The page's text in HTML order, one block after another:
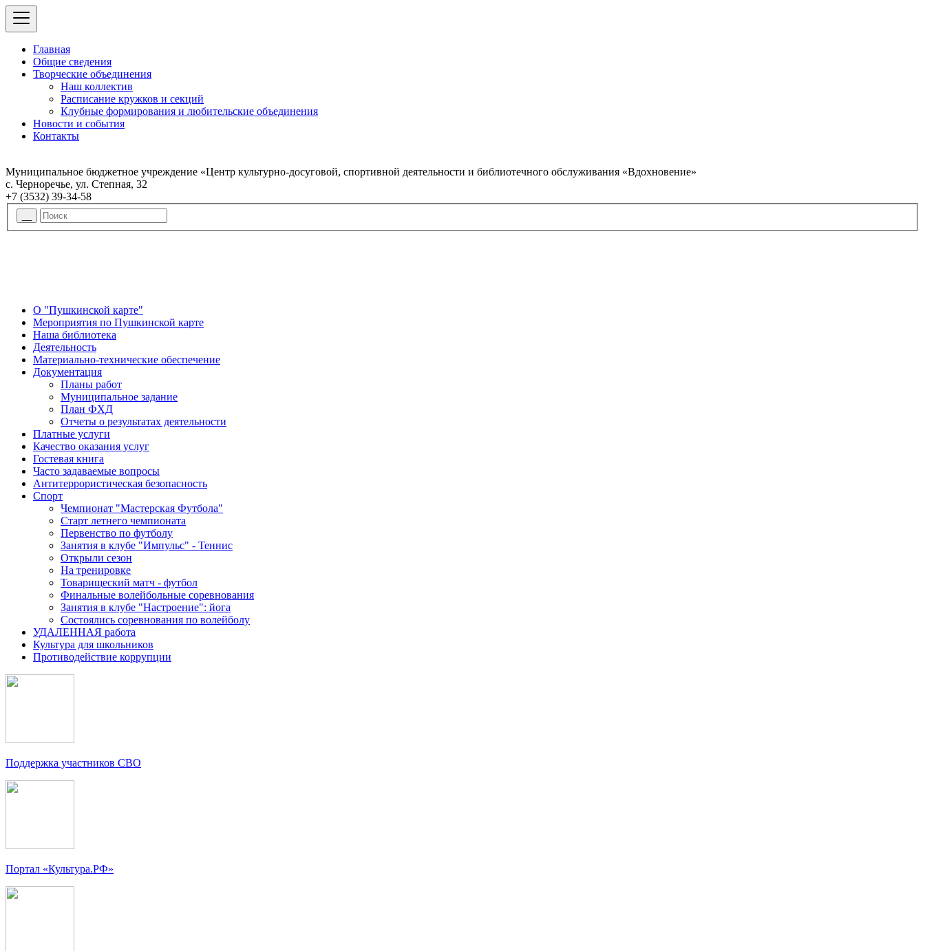
Главная
Общие сведения
Творческие объединения
Наш коллектив
Расписание кружков и секций
Клубные формирования и любительские объединения
Новости и события
Контакты
Муниципальное бюджетное учреждение «Центр культурно-досуговой, спортивной деятельности и библиотечного обслуживания «Вдохновение»
с. Черноречье, ул. Степная, 32
+7 (3532) 39-34-58
О "Пушкинской карте"
Мероприятия по Пушкинской карте
Наша библиотека
Деятельность
Материально-технические обеспечение
Документация
Планы работ
Муниципальное задание
План ФХД
Отчеты о результатах деятельности
Платные услуги
Качество оказания услуг
Гостевая книга
Часто задаваемые вопросы
Антитеррористическая безопасность
Спорт
Чемпионат "Мастерская Футбола"
Старт летнего чемпионата
Первенство по футболу
Занятия в клубе "Импульс" - Теннис
Открыли сезон
На тренировке
Товарищеский матч - футбол
Финальные волейбольные соревнования
Занятия в клубе "Настроение": йога
Состоялись соревнования по волейболу
УДАЛЕННАЯ работа
Культура для школьников
Противодействие коррупции
Поддержка участников СВО
Портал «Культура.РФ»